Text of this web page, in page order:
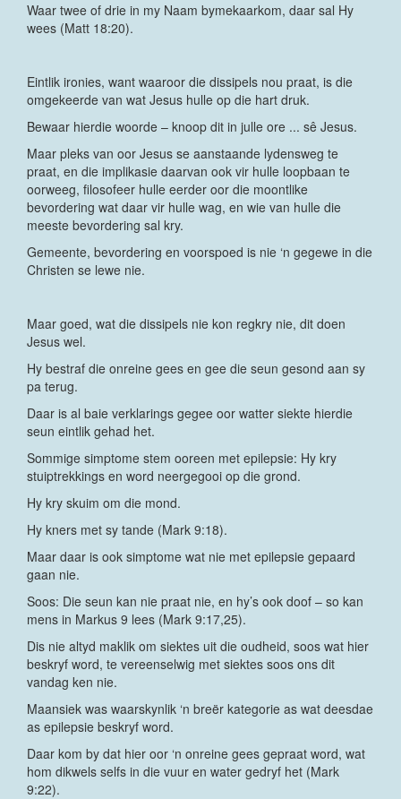
Waar twee of drie in my Naam bymekaarkom, daar sal Hy
wees (Matt 18:20).
Eintlik ironies, want waaroor die dissipels nou praat, is die
omgekeerde van wat Jesus hulle op die hart druk.
Bewaar hierdie woorde – knoop dit in julle ore ... sê Jesus.
Maar pleks van oor Jesus se aanstaande lydensweg te
praat, en die implikasie daarvan ook vir hulle loopbaan te
oorweeg, filosofeer hulle eerder oor die moontlike
bevordering wat daar vir hulle wag, en wie van hulle die
meeste bevordering sal kry.
Gemeente, bevordering en voorspoed is nie ‘n gegewe in die
Christen se lewe nie.
Maar goed, wat die dissipels nie kon regkry nie, dit doen
Jesus wel.
Hy bestraf die onreine gees en gee die seun gesond aan sy
pa terug.
Daar is al baie verklarings gegee oor watter siekte hierdie
seun eintlik gehad het.
Sommige simptome stem ooreen met epilepsie: Hy kry
stuiptrekkings en word neergegooi op die grond.
Hy kry skuim om die mond.
Hy kners met sy tande (Mark 9:18).
Maar daar is ook simptome wat nie met epilepsie gepaard
gaan nie.
Soos: Die seun kan nie praat nie, en hy’s ook doof – so kan
mens in Markus 9 lees (Mark 9:17,25).
Dis nie altyd maklik om siektes uit die oudheid, soos wat hier
beskryf word, te vereenselwig met siektes soos ons dit
vandag ken nie.
Maansiek was waarskynlik ‘n breër kategorie as wat deesdae
as epilepsie beskryf word.
Daar kom by dat hier oor ‘n onreine gees gepraat word, wat
hom dikwels selfs in die vuur en water gedryf het (Mark
9:22).